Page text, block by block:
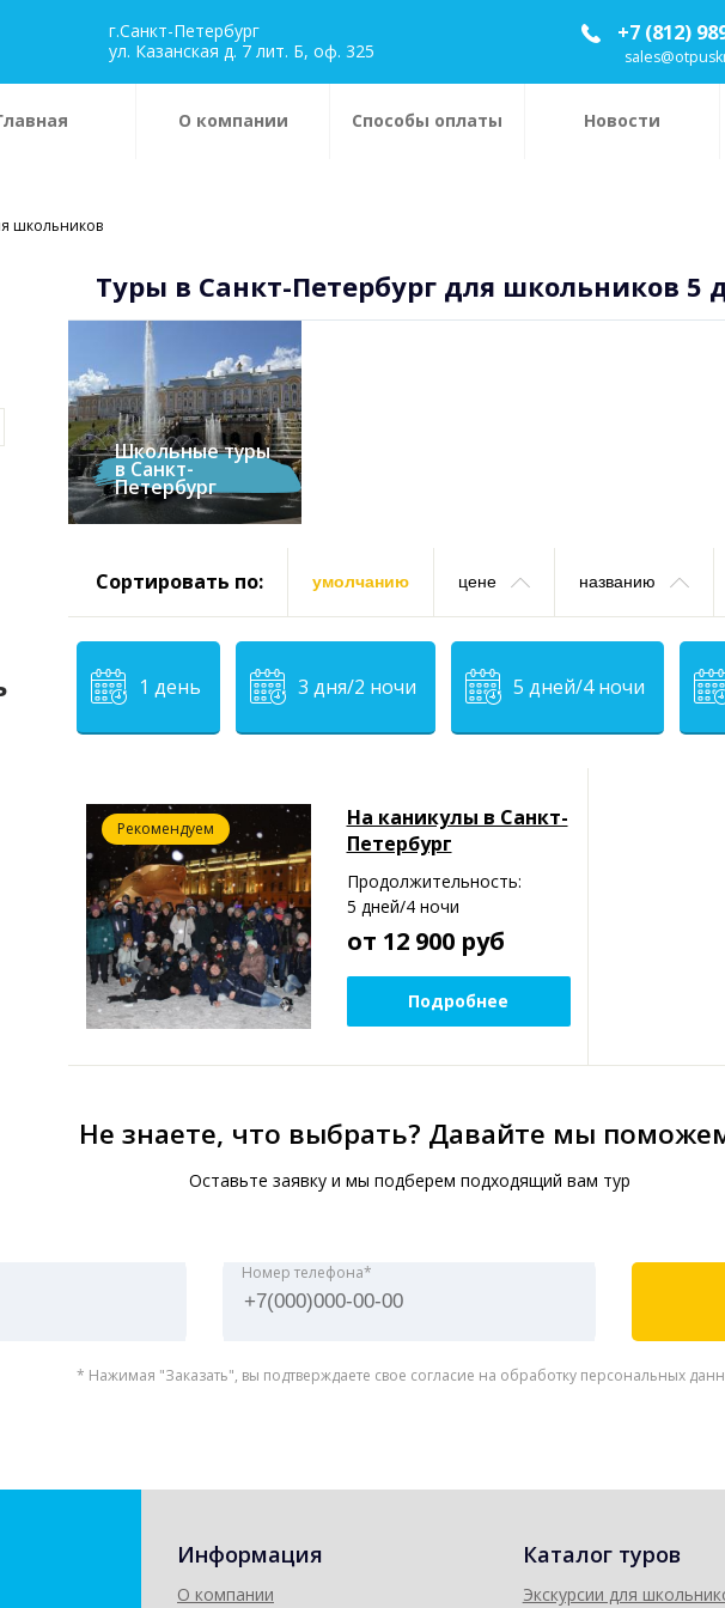
г.Cанкт-Петербург
ул. Казанская д. 7 лит. Б, оф. 325
+7 (812)
О компании Способы оплаты Новости
школьников
Туры в Санкт-Петербург для школьников 5
Школьные туры
в Санкт-
Петербург
Сортировать по: умолчанию цене названию
1 день 3 дня/2 ночи 5 дней/4 ночи
Рекомендуем
На каникулы в Санкт-
Петербург
Продолжительность:
5 дней/4 ночи
от 12 900 руб
Подробнее
Не знаете, что выбрать? Давайте мы
Оставьте заявку и мы подберем подходящий вам тур
Номер телефона*
* Нажимая "Заказать", вы подтверждаете свое согласие на обработку персональных
Информация
О компании
Каталог туров
Экскурсии для